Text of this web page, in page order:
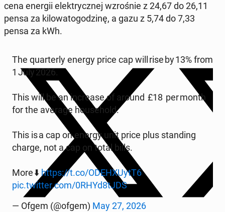
cena energii elek­trycz­nej wzro­śnie z 24,67 do 26,11
pensa za ki­lo­wa­to­go­dzi­nę, a gazu z 5,74 do 7,33
pensa za kWh.
The qu­ar­ter­ly energy price cap will rise by 13% from
1 July 2026.
This will be an in­cre­ase of around £18 per month
for the average ho­use­hold.
This is a cap on energy unit price plus stan­ding
charge, not a cap on total bills.
More ⬇️ https://t.co/ODE­HXUytT6
pic.twitter.com/0RHYd8tJDS
— Ofgem (@ofgem) May 27, 2026